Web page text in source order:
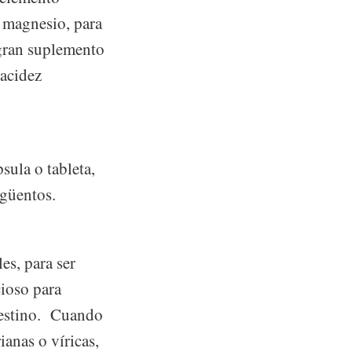
para
suplemento
o tableta,
para ser
para
Cuando
o víricas,